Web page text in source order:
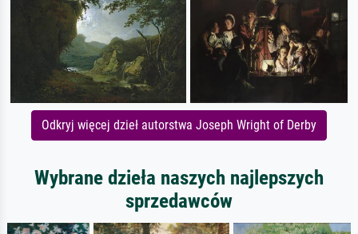
Odkryj więcej dzieł autorstwa Joseph Wright of Derby
Wybrane dzieła naszych najlepszych
sprzedawców